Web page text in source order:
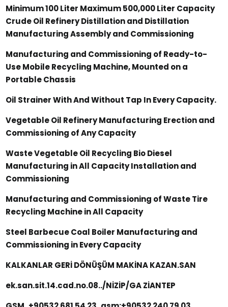
Minimum 100 Liter Maximum 500,000 Liter Capacity
Crude Oil Refinery Distillation and Distillation
Manufacturing Assembly and Commissioning
Manufacturing and Commissioning of Ready-to-
Use Mobile Recycling Machine, Mounted on a
Portable Chassis
Oil Strainer With And Without Tap In Every Capacity.
Vegetable Oil Refinery Manufacturing Erection and
Commissioning of Any Capacity
Waste Vegetable Oil Recycling Bio Diesel
Manufacturing in All Capacity Installation and
Commissioning
Manufacturing and Commissioning of Waste Tire
Recycling Machine in All Capacity
Steel Barbecue Coal Boiler Manufacturing and
Commissioning in Every Capacity
KALKANLAR GERİ DÖNÜŞÜM MAKİNA KAZAN.SAN
ek.san.sit.14.cad.no.08../NİZİP/GA ZİANTEP